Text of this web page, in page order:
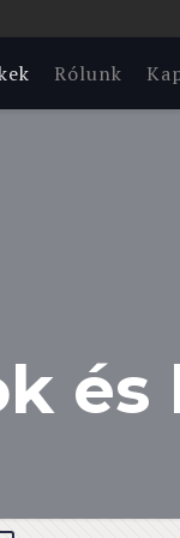
Rólunk
és